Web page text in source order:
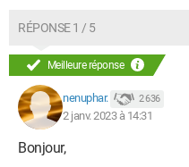
RÉPONSE 1 / 5
Meilleure réponse
nenuphar. 2 636
2 janv. 2023 à 14:31
Bonjour,